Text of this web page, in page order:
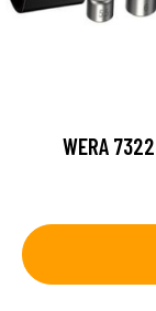
WERA